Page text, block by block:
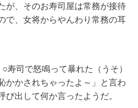
が、そのお寿司屋は常務が接待
で、女将からやんわり常務の耳
○寿司で怒鳴って暴れた（うそ）
かかされちゃったよ～」と言わ
び出して何か言ったようだ。